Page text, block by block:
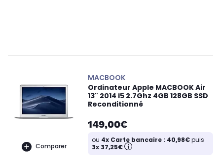
Comparer
MACBOOK
Ordinateur Apple MACBOOK Air
13" 2014 i5 2.7Ghz 4GB 128GB SSD
Reconditionné
149,00€
ou 4x Carte bancaire : 40,98€puis
3x 37,25€